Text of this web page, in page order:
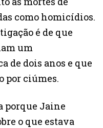
como homicídios.
é de que
um
de dois anos e que
por ciúmes.
porque Jaine
o que estava